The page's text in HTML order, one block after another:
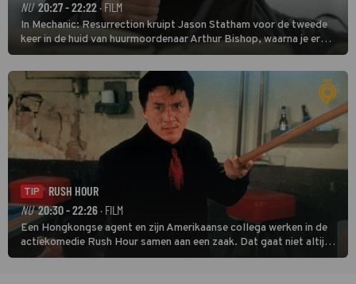
NU 20:27 - 22:22· FILM
In Mechanic: Resurrection kruipt Jason Statham voor de tweede
keer in de huid van huurmoordenaar Arthur Bishop, waarna je er
donder op kunt zeggen dat er van Bishops geplande pensioen niet
veel terechtkomt.
TIP
RUSH HOUR
NU 20:30 - 22:26· FILM
Een Hongkongse agent en zijn Amerikaanse collega werken in de
actiekomedie Rush Hour samen aan een zaak. Dat gaat niet altijd
van een leien dakje.